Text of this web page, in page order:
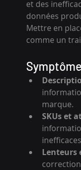
et des
données
Mettre en
comme un
marque.
SKUs et
Lenteurs